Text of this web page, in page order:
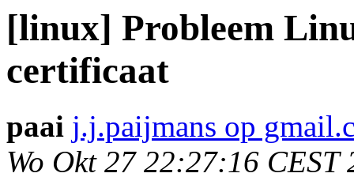
[linux] Probleem
certificaat
paai j.j.paijmans op
Wo Okt 27 22:27:16 CEST